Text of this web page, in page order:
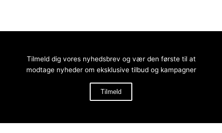
Tilmeld dig vores nyhedsbrev og vær den første til at
modtage nyheder om eksklusive tilbud og kampagner
Tilmeld